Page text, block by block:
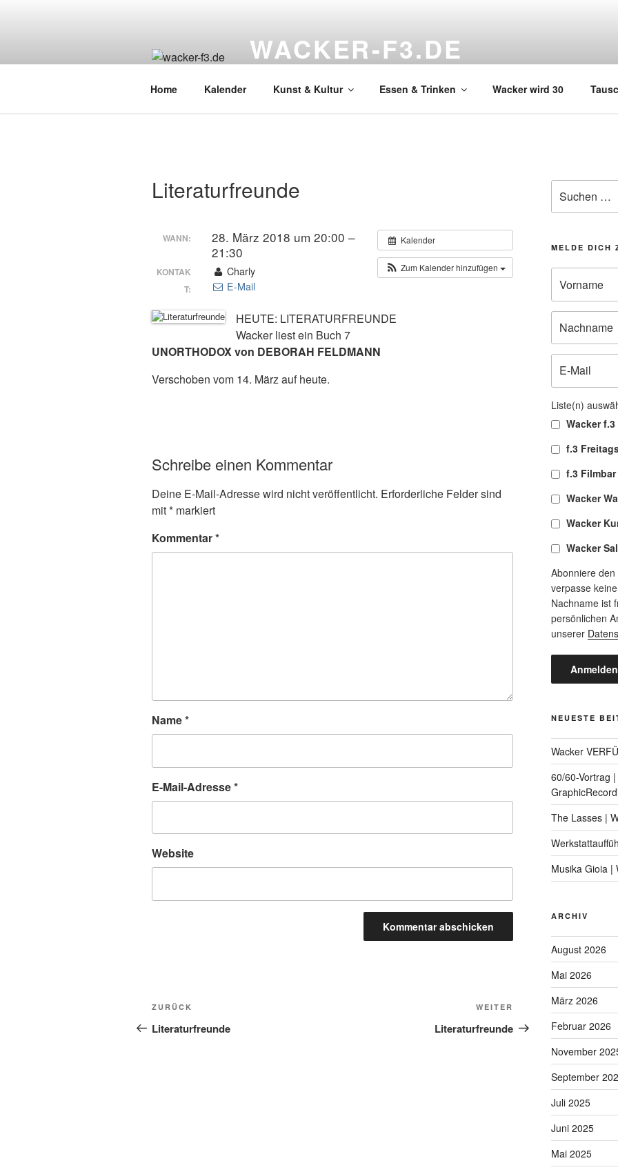
WACKER-F3.DE
Home Kalender Kunst & Kultur Essen & Trinken Wacker wird 30
Literaturfreunde
Kalender
Zum Kalender hinzufügen
WANN:
28. März 2018 um 20:00 –
21:30
KONTAK
T:
Charly
E-Mail
HEUTE: LITERATURFREUNDE
Wacker liest ein Buch 7
UNORTHODOX von DEBORAH FELDMANN
Verschoben vom 14. März auf heute.
Schreibe einen Kommentar
Deine E-Mail-Adresse wird nicht veröffentlicht. Erforderliche Felder sind
mit* markiert
Kommentar*
Name*
E-Mail-Adresse*
Website
Beitragsnavigation
Vorheriger
Beitrag
ZURÜCK
Literaturfreunde
Nächster
Beitrag
WEITER
Literaturfreunde
nach:
MELDE DICH
Liste(n)
Wacker
f.3
f.3 Filmbar
Wacker
Wacker
Wacker
Abonniere
verpasse
Nachname ist
persönlichen
unserer
NEUESTE
Wacker
60/60-Vortrag
The Lasses |
Musika Gioia |
ARCHIV
August 2026
Mai 2026
März 2026
Februar 2026
November
September
Juli 2025
Juni 2025
Mai 2025